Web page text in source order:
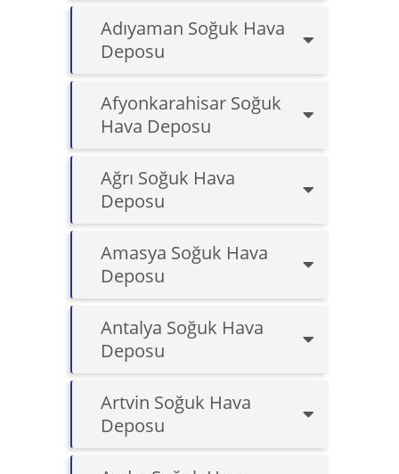
Adıyaman Soğuk Hava
Deposu
Afyonkarahisar Soğuk
Hava Deposu
Ağrı Soğuk Hava
Deposu
Amasya Soğuk Hava
Deposu
Antalya Soğuk Hava
Deposu
Artvin Soğuk Hava
Deposu